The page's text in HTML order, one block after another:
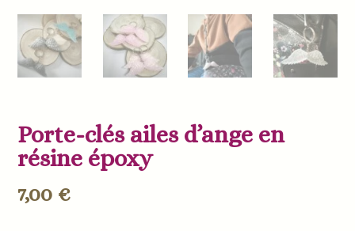
Porte-clés ailes d’ange en
résine époxy
7,00 €